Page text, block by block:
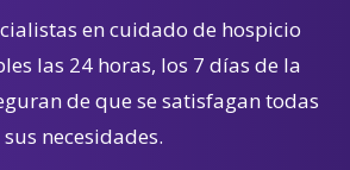
en cuidado de hospicio
las 24 horas, los 7 días de la
de que se satisfagan todas
sus necesidades.